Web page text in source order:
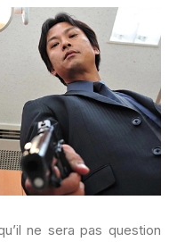
ne sera pas question